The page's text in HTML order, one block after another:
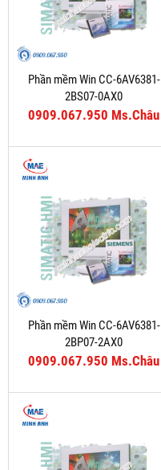
Phần mềm Win CC-6AV6381-
2BS07-0AX0
0909.067.950 Ms.Châu
Phần mềm Win CC-6AV6381-
2BP07-2AX0
0909.067.950 Ms.Châu